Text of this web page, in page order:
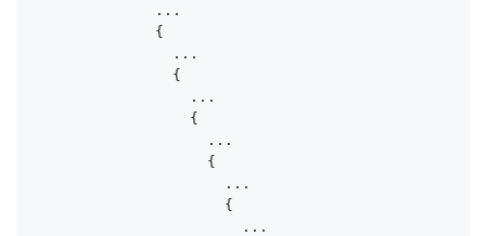
              ...
              {
                ...
                {
                  ...
                  {
                    ...
                    {
                      ...
                      {
                        ...